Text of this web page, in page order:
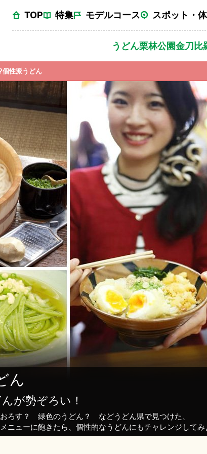
TOP 特集 モデルコース スポット・
うどん栗林公園金刀比
個性派うどん
ん
が勢ぞろい！
ろす？ 緑色のうどん？ などうどん県で見つけた、
ニューに飽きたら、個性的なうどんにもチャレンジしてみ